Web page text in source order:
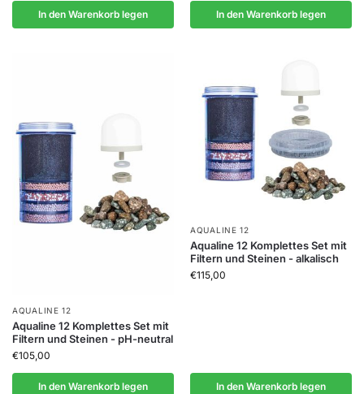
In den Warenkorb legen In den Warenkorb legen
AQUALINE 12
Aqualine 12 Komplettes Set mit
Filtern und Steinen - pH-neutral
€105,00
In den Warenkorb legen
AQUALINE 12
Aqualine 12 Komplettes Set mit
Filtern und Steinen - alkalisch
€115,00
In den Warenkorb legen